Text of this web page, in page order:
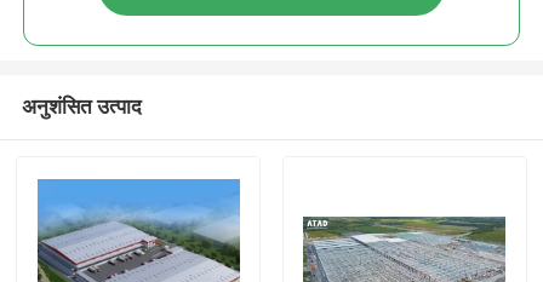
अनुशंसित उत्पाद